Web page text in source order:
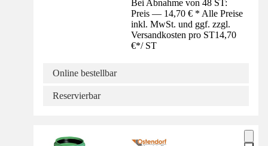
Bei Abnahme von 48 ST:
Preis — 14,70 € * Alle Preise
inkl. MwSt. und ggf. zzgl.
Versandkosten pro ST14,70
€*/ ST
Online bestellbar
Reservierbar